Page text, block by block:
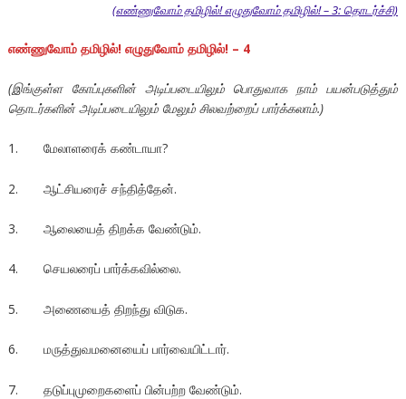
(எண்ணுவோம் தமிழில்! எழுதுவோம் தமிழில்! – 3: தொடர்ச்சி)
எண்ணுவோம் தமிழில்! எழுதுவோம் தமிழில்! – 4
(இங்குள்ள கோப்புகளின் அடிப்படையிலும் பொதுவாக நாம் பயன்படுத்தும்
தொடர்களின் அடிப்படையிலும் மேலும் சிலவற்றைப் பார்க்கலாம்.)
1. மேலாளரைக் கண்டாயா?
2. ஆட்சியரைச் சந்தித்தேன்.
3. ஆலையைத் திறக்க வேண்டும்.
4. செயலரைப் பார்க்கவில்லை.
5. அணையைத் திறந்து விடுக.
6. மருத்துவமனையைப் பார்வையிட்டார்.
7. தடுப்புமுறைகளைப் பின்பற்ற வேண்டும்.